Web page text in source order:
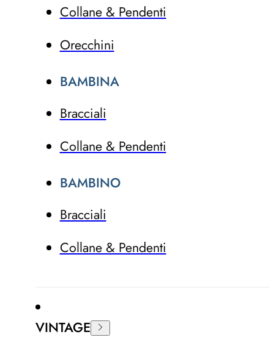
Collane & Pendenti
Orecchini
BAMBINA
Bracciali
Collane & Pendenti
BAMBINO
Bracciali
Collane & Pendenti
VINTAGE